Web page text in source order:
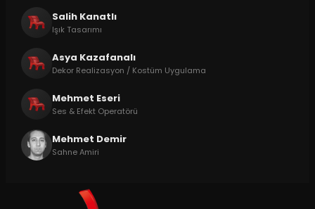
Salih Kanatlı
Işık Tasarımı
Asya Kazafanalı
Dekor Realizasyon / Kostüm Uygulama
Mehmet Eseri
Ses & Efekt Operatörü
Mehmet Demir
Sahne Amiri